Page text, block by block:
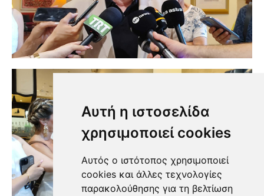
Αυτή η ιστοσελίδα
χρησιμοποιεί cookies
Αυτός ο ιστότοπος χρησιμοποιεί
cookies και άλλες τεχνολογίες
παρακολούθησης για τη βελτίωση